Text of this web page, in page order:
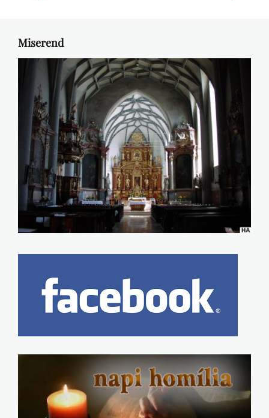
Miserend